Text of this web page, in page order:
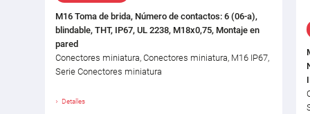
M16 Toma de brida, Número de contactos: 6 (06-a),
blindable, THT, IP67, UL 2238, M18x0,75, Montaje en
pared
Conectores miniatura, Conectores miniatura, M16 IP67,
Serie Conectores miniatura
Detalles